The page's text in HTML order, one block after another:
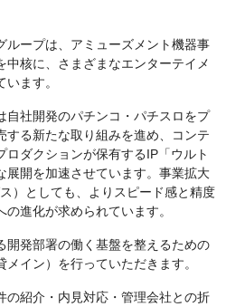
ループは、アミューズメント機器事
核に、さまざまなエンターテイメ
ます。
自社開発のパチンコ・パチスロをプ
する新たな取り組みを進め、コンテ
ロダクションが保有するIP「ウルト
展開を加速させています。事業拡大
）としても、よりスピード感と精度
進化が求められています。
開発部署の働く基盤を整えるための
イン）を行っていただきます。
の紹介・内見対応・管理会社との折